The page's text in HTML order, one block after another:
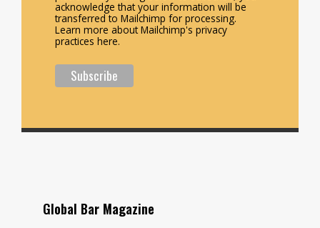
acknowledge that your information will be
transferred to Mailchimp for processing.
Learn more about Mailchimp's privacy
practices here.
Global Bar Magazine